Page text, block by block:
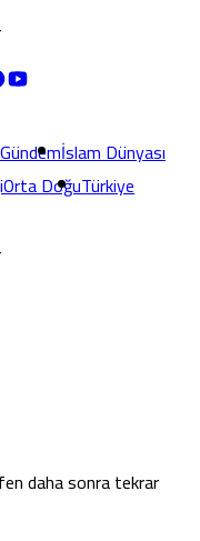
Gündemİslam Dünyası
Orta DoğuTürkiye
daha sonra tekrar